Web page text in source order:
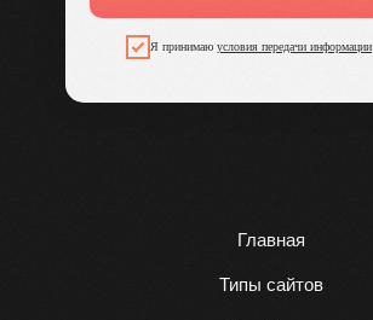
Я принимаю условия передачи информации
Типы сайтов
Главная